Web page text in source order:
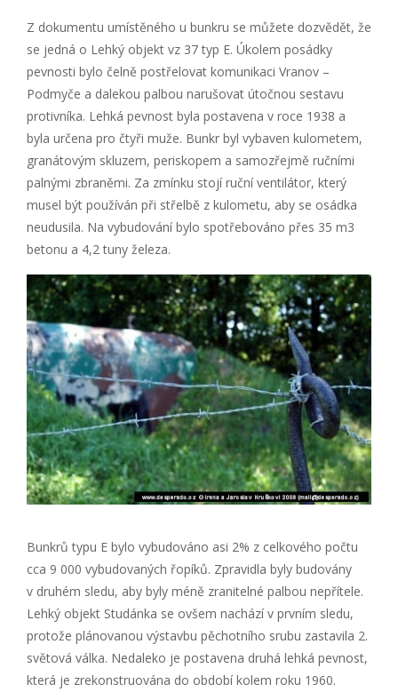
Z dokumentu umístěného u bunkru se můžete dozvědět, že
se jedná o Lehký objekt vz 37 typ E. Úkolem posádky
pevnosti bylo čelně postřelovat komunikaci Vranov –
Podmyče a dalekou palbou narušovat útočnou sestavu
protivníka. Lehká pevnost byla postavena v roce 1938 a
byla určena pro čtyři muže. Bunkr byl vybaven kulometem,
granátovým skluzem, periskopem a samozřejmě ručními
palnými zbraněmi. Za zmínku stojí ruční ventilátor, který
musel být používán při střelbě z kulometu, aby se osádka
neudusila. Na vybudování bylo spotřebováno přes 35 m3
betonu a 4,2 tuny železa.
Bunkrů typu E bylo vybudováno asi 2% z celkového počtu
cca 9 000 vybudovaných řopíků. Zpravidla byly budovány
v druhém sledu, aby byly méně zranitelné palbou nepřítele.
Lehký objekt Studánka se ovšem nachází v prvním sledu,
protože plánovanou výstavbu pěchotního srubu zastavila 2.
světová válka. Nedaleko je postavena druhá lehká pevnost,
která je zrekonstruována do období kolem roku 1960.